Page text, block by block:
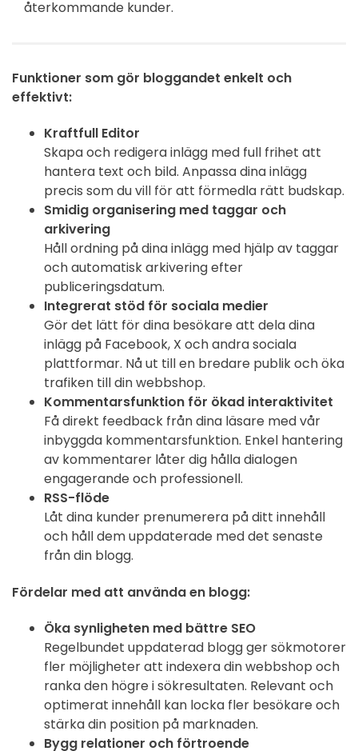
återkommande kunder.
Funktioner som gör bloggandet enkelt och
effektivt:
Kraftfull Editor
Skapa och redigera inlägg med full frihet att
hantera text och bild. Anpassa dina inlägg
precis som du vill för att förmedla rätt budskap.
Smidig organisering med taggar och
arkivering
Håll ordning på dina inlägg med hjälp av taggar
och automatisk arkivering efter
publiceringsdatum.
Integrerat stöd för sociala medier
Gör det lätt för dina besökare att dela dina
inlägg på Facebook, X och andra sociala
plattformar. Nå ut till en bredare publik och öka
trafiken till din webbshop.
Kommentarsfunktion för ökad interaktivitet
Få direkt feedback från dina läsare med vår
inbyggda kommentarsfunktion. Enkel hantering
av kommentarer låter dig hålla dialogen
engagerande och professionell.
RSS-flöde
Låt dina kunder prenumerera på ditt innehåll
och håll dem uppdaterade med det senaste
från din blogg.
Fördelar med att använda en blogg:
Öka synligheten med bättre SEO
Regelbundet uppdaterad blogg ger sökmotorer
fler möjligheter att indexera din webbshop och
ranka den högre i sökresultaten. Relevant och
optimerat innehåll kan locka fler besökare och
stärka din position på marknaden.
Bygg relationer och förtroende